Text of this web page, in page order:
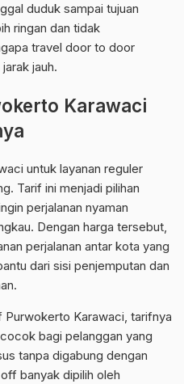
duduk sampai tujuan
ringan dan tidak
travel door to door
jauh.
Karawaci
untuk layanan reguler
Tarif ini menjadi pilihan
perjalanan nyaman
Dengan harga tersebut,
perjalanan antar kota yang
dari sisi penjemputan dan
Karawaci, tarifnya
bagi pelanggan yang
tanpa digabung dengan
banyak dipilih oleh